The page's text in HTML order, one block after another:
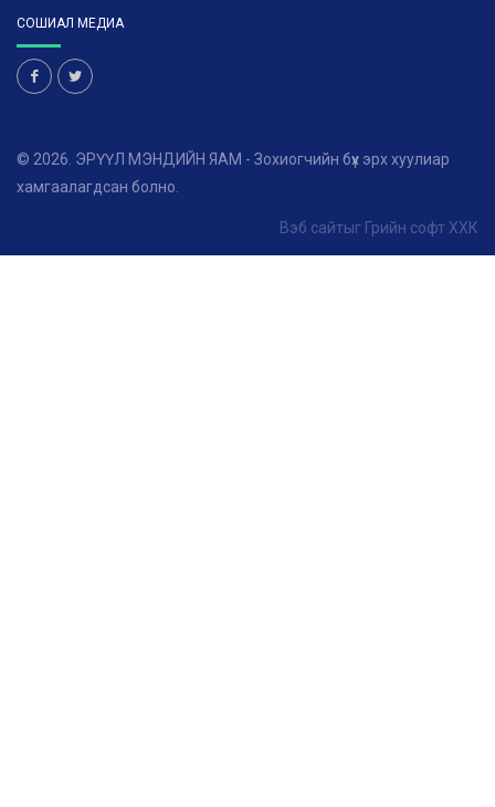
СОШИАЛ МЕДИА
© 2026. ЭРҮҮЛ МЭНДИЙН ЯАМ - Зохиогчийн бүх эрх хуулиар
хамгаалагдсан болно.
Вэб сайтыг Грийн софт ХХК